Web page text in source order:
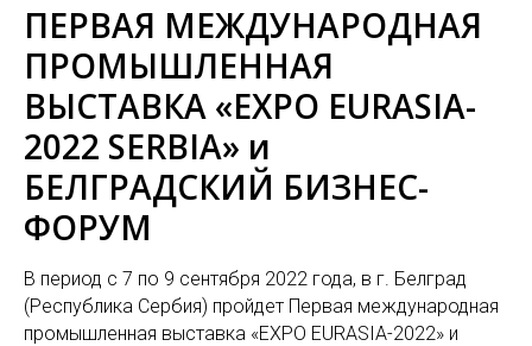
ПЕРВАЯ МЕЖДУНАРОДНАЯ
ПРОМЫШЛЕННАЯ
ВЫСТАВКА «EXPO EURASIA-
2022 SERBIA» и
БЕЛГРАДСКИЙ БИЗНЕС-
ФОРУМ
В период с 7 по 9 сентября 2022 года, в г. Белград
(Республика Сербия) пройдет Первая международная
промышленная выставка «EXPO EURASIA-2022» и